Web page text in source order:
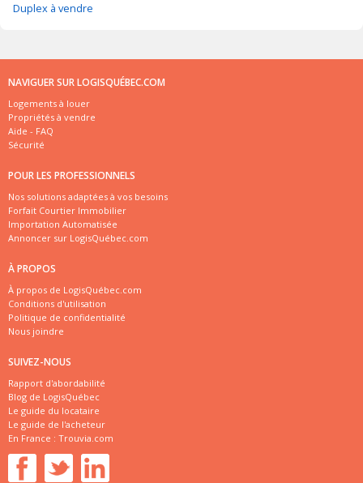
Duplex à vendre
NAVIGUER SUR LOGISQUÉBEC.COM
Logements à louer
Propriétés à vendre
Aide - FAQ
Sécurité
POUR LES PROFESSIONNELS
Nos solutions adaptées à vos besoins
Forfait Courtier Immobilier
Importation Automatisée
Annoncer sur LogisQuébec.com
À PROPOS
À propos de LogisQuébec.com
Conditions d'utilisation
Politique de confidentialité
Nous joindre
SUIVEZ-NOUS
Rapport d'abordabilité
Blog de LogisQuébec
Le guide du locataire
Le guide de l'acheteur
En France : Trouvia.com